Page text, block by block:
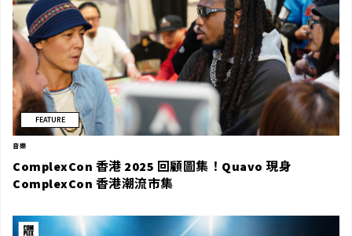
FEATURE
音樂
ComplexCon 香港 2025 回顧圖集！Quavo 現身
ComplexCon 香港潮流市集